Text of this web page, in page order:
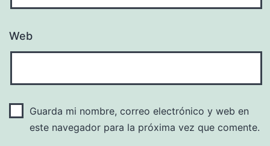
Web
Guarda mi nombre, correo electrónico y web en
este navegador para la próxima vez que comente.